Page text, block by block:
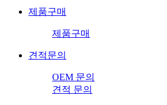
제품구매
제품구매
견적문의
OEM 문의
견적 문의